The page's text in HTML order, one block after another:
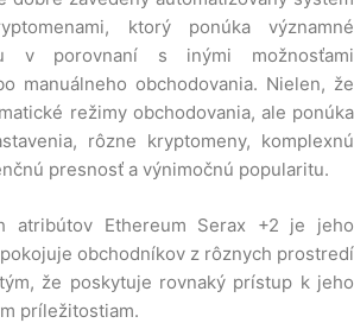
ktorý ponúka významné
v porovnaní s inými možnosťami
manuálneho obchodovania. Nielen, že
režimy obchodovania, ale ponúka
rôzne kryptomeny, komplexnú
presnosť a výnimočnú popularitu.
atribútov Ethereum Serax +2 je jeho
obchodníkov z rôznych prostredí
že poskytuje rovnaký prístup k jeho
príležitostiam.